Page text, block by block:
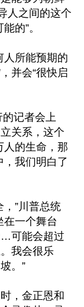
人之间的这个
的”。
人所能预期的
并会“很快启
记者会上
关系，这个
人的生命，那
，我们明白了
”川普总统
在一个舞台
…可能会超过
我会很乐
。”
，金正恩和